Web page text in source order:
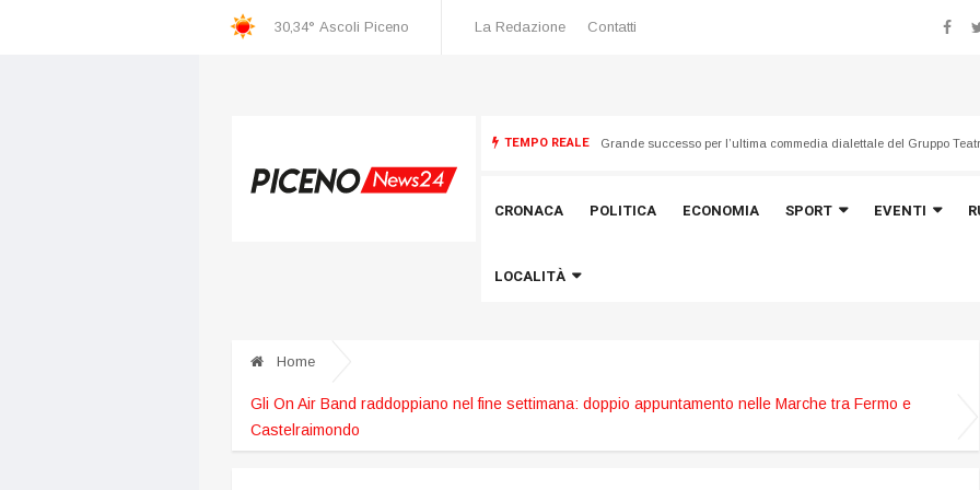
30,34° Ascoli Piceno La Redazione Contatti
TEMPO REALE
Emergenza maltempo del 21 luglio, avviata la ricognizione dei
CRONACA POLITICA ECONOMIA SPORT EVENTI
LOCALITÀ
Home
Gli On Air Band raddoppiano nel fine settimana: doppio appuntamento nelle Marche tra Fermo e
Castelraimondo